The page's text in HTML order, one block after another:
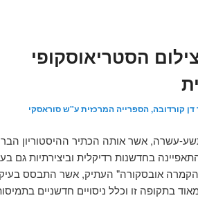
הסטריאוסקופי
דן קורדובה, הספרייה המרכזית ע"ש סוראסקי
עשרה, אשר אותה הכתיר ההיסטוריון
בחדשנות רדיקלית וביצירתיות גם
אובסקורה" העתיק, אשר התבסס
בתקופה זו וכלל ניסויים חדשניים